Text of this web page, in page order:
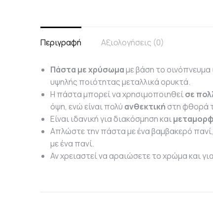
Περιγραφή Αξιολογήσεις (0)
Πάστα με χρύσωμαμε βάση το οινόπνευμα
υψηλής ποιότητας μεταλλικά ορυκτά.
Η πάστα μπορεί να χρησιμοποιηθείσε
όψη, ενώ είναι πολύ ανθεκτική στη φθορά
Είναι ιδανική για διακόσμηση και
Απλώστε την πάστα με ένα βαμβακερό πανί,
με ένα πανί.
Αν χρειαστεί να αραιώσετε το χρώμα και